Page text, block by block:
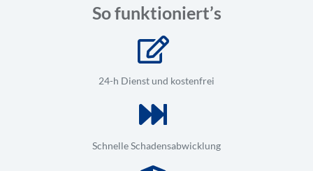
So funktioniert’s
24-h Dienst und kostenfrei
Schnelle Schadensabwicklung